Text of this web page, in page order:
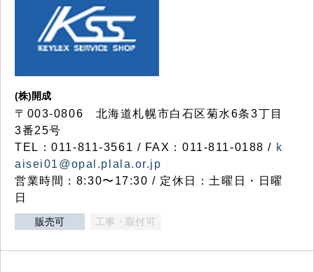
(株)開成
〒003-0806 北海道札幌市白石区菊水6条3丁目
3番25号
TEL：011-811-3561 / FAX：011-811-0188 / k
aisei01@opal.plala.or.jp
営業時間：8:30〜17:30 / 定休日：土曜日・日曜
日
販売可 工事・取付可